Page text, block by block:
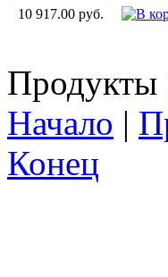
10 917.00 руб.
Продукты
Начало |
Конец